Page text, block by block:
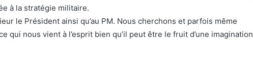
à la stratégie militaire.
le Président ainsi qu’au PM. Nous cherchons et parfois même
qui nous vient à l’esprit bien qu’il peut être le fruit d’une imagination